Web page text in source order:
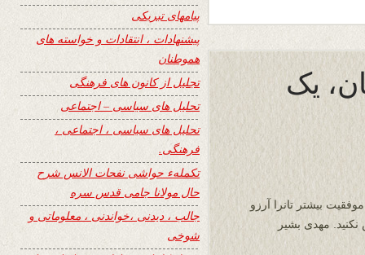
یک
بیشتر تانرا آرزو
پیامهای تبریکی
پیشنهادات ، انتقادات و خواسته های
هموطنان
تجلیل از کانون های فرهنگی
تحلیل های سیاسی – اجتماعی
تحلیل های سیاسی ، اجتماعی ،
فرهنگی.
تکملهء حواشی نفحات الانس شرح
حال مولانا جامی قدس سره
جالب ، دیدنی ،خواندنی ، معلوماتی و
شوخی